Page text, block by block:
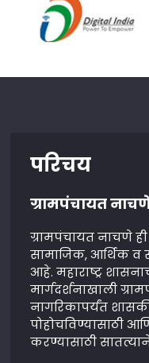
परिचय
ग्रामपंचायत
ग्रामपंचायत नाचणे
सामाजिक, आर्थिक व
आहे. महाराष्ट्र
मार्गदर्शनाखाली
नागरिकापर्यंत
पोहोचविण्यासाठी
करण्यासाठी